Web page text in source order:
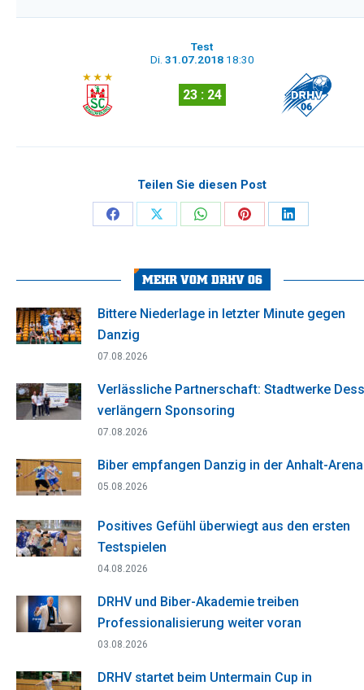
Di. 31.07.2018 18:30
23 : 24
Test
Teilen Sie diesen Post
Share
Facebook
Share
X
Share
WhatsApp
Share
Pinterest
Share
MEHR VOM DRHV 06
Bittere Niederlage in letzter Minute gegen
Danzig
07.08.2026
Verlässliche Partnerschaft: Stadtwerke
verlängern Sponsoring
07.08.2026
Biber empfangen Danzig in der Anhalt-Arena
05.08.2026
Positives Gefühl überwiegt aus den ersten
Testspielen
04.08.2026
DRHV und Biber-Akademie treiben
Professionalisierung weiter voran
03.08.2026
DRHV startet beim Untermain Cup in